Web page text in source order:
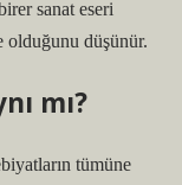
sanat eseri
olduğunu düşünür.
mı?
tümüne